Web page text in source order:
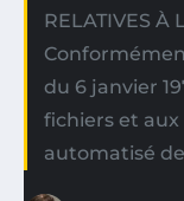
RELATIVES À
du 6 janvier
fichiers et
automatisé